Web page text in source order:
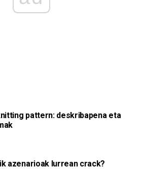
pattern: deskribapena eta
azenarioak lurrean crack?